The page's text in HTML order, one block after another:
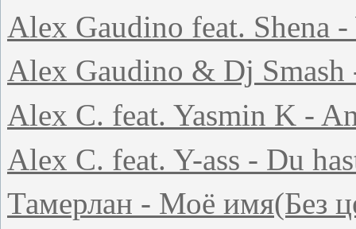
Alex Gaudino feat. Shena
Alex Gaudino & Dj Smash
Alex C. feat. Yasmin K -
Alex C. feat. Y-ass - Du
Тамерлан - Моё имя(Без